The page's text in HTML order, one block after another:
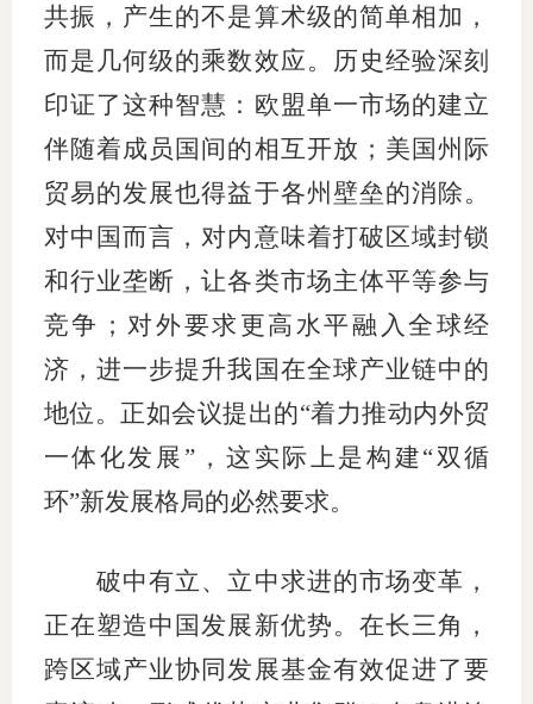
会员动
文化建
会议交
国际交
行业要
图片新
协会介
共振，产生的不是算术级的简单相加，
而是几何级的乘数效应。历史经验深刻
印证了这种智慧：欧盟单一市场的建立
伴随着成员国间的相互开放；美国州际
贸易的发展也得益于各州壁垒的消除。
对中国而言，对内意味着打破区域封锁
和行业垄断，让各类市场主体平等参与
竞争；对外要求更高水平融入全球经
济，进一步提升我国在全球产业链中的
地位。正如会议提出的“着力推动内外贸
一体化发展”，这实际上是构建“双循
环”新发展格局的必然要求。
破中有立、立中求进的市场变革，
正在塑造中国发展新优势。在长三角，
跨区域产业协同发展基金有效促进了要